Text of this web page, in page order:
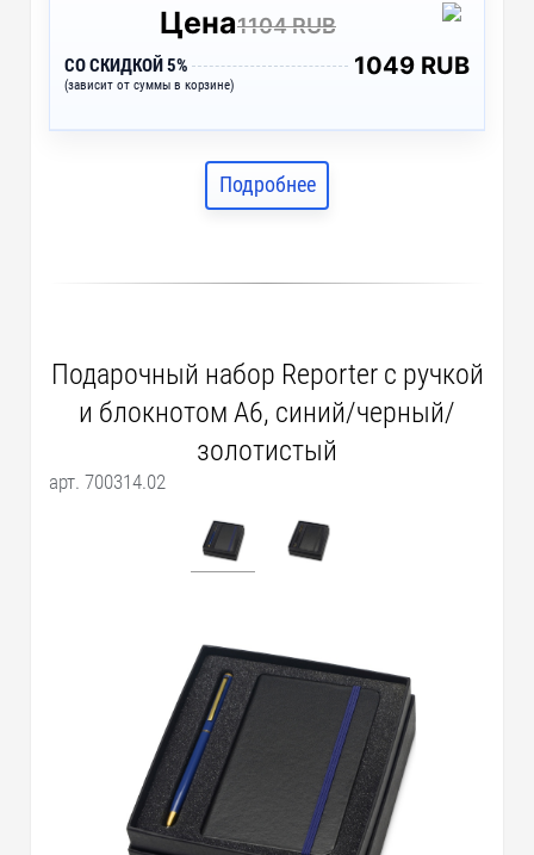
Цена1104 RUB
СО СКИДКОЙ 5%
(зависит от суммы в корзине)
1049 RUB
Подробнее
Подарочный набор Reporter с ручкой
и блокнотом А6, синий/черный/
золотистый
арт. 700314.02